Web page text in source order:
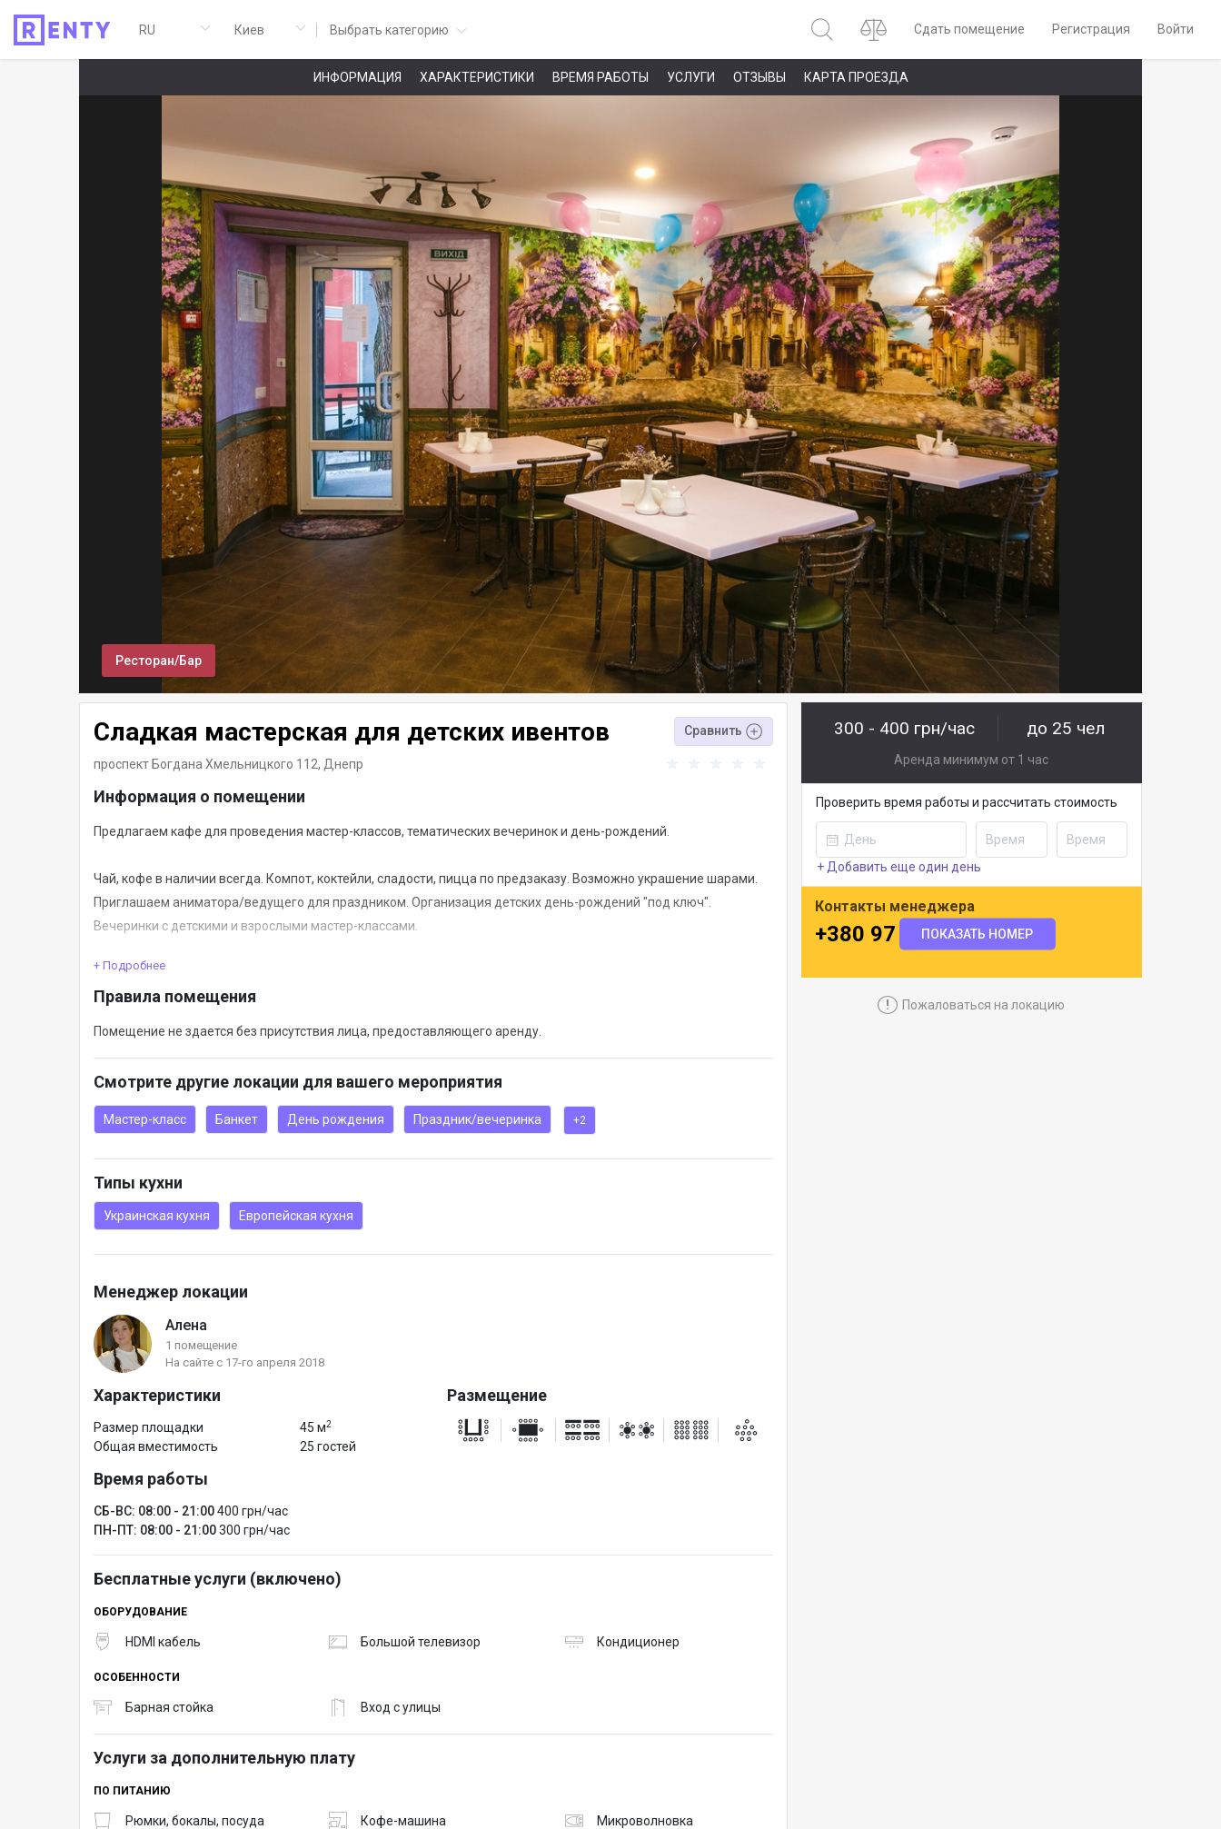
Выбрать категорию Сдать помещение Регистрация Войти
ИНФОРМАЦИЯ ХАРАКТЕРИСТИКИ ВРЕМЯ РАБОТЫ УСЛУГИ ОТЗЫВЫ КАРТА ПРОЕЗДА
Ресторан/Бар
Сладкая мастерская для детских ивентов Сравнить
проспект Богдана Хмельницкого 112, Днепр
Информация о помещении
Предлагаем кафе для проведения мастер-классов, тематических вечеринок и день-рождений.
Чай, кофе в наличии всегда. Компот, коктейли, сладости, пицца по предзаказу. Возможно украшение шарами.
Приглашаем аниматора/ведущего для праздником. Организация детских день-рождений "под ключ".
Вечеринки с детскими и взрослыми мастер-классами.
Уютное помещение с качественным ремонтом прекрасно подходит для проведения любых встреч. Количество
мест — до 25, все места за комфортными столами группами 3-6 человек. Телевизор, доска предоставляются по
+ Подробнее
Правила помещения
Помещение не здается без присутствия лица, предоставляющего аренду.
Смотрите другие локации для вашего мероприятия
Мастер-класс Банкет День рождения Праздник/вечеринка +2
Типы кухни
Украинская кухня Европейская кухня
Менеджер локации
Алена
1 помещение
На сайте с 17-го апреля 2018
Характеристики
Размер площадки 45 м2
Общая вместимость 25 гостей
Размещение
Время работы
СБ-ВС: 08:00 - 21:00400 грн/час
ПН-ПТ: 08:00 - 21:00300 грн/час
Бесплатные услуги (включено)
ОБОРУДОВАНИЕ
HDMI кабель Большой телевизор Кондиционер
ОСОБЕННОСТИ
Барная стойка Вход с улицы
Услуги за дополнительную плату
ПО ПИТАНИЮ
Рюмки, бокалы, посуда Кофе-машина
Микроволновка
300 - 400 грн/час до 25 чел
Аренда минимум от 1 час
Проверить время работы и рассчитать стоимость
+ Добавить еще один день
Контакты менеджера
+380 97 943 6515
ПОКАЗАТЬ НОМЕР
! Пожаловаться на локацию